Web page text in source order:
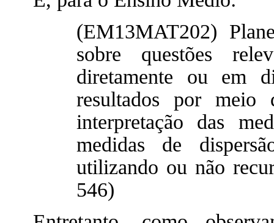
(EM13MAT202)
sobre questões
diretamente ou em
resultados por meio
interpretação das
medidas de
utilizando ou não
546)